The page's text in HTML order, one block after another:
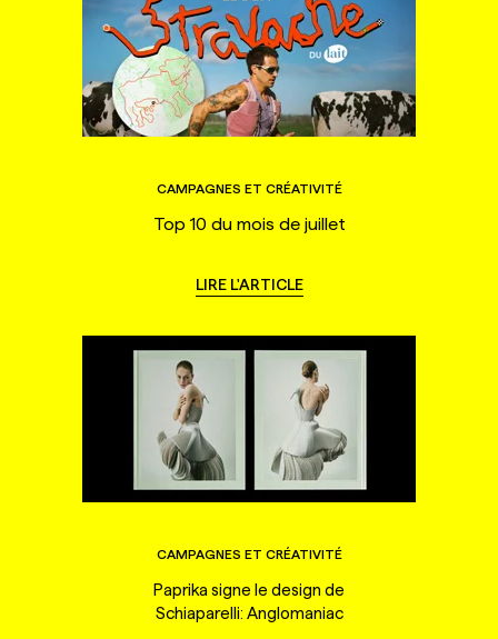
CAMPAGNES ET CRÉATIVITÉ
Top 10 du mois de juillet
LIRE L'ARTICLE
CAMPAGNES ET CRÉATIVITÉ
Paprika signe le design de
Schiaparelli: Anglomaniac